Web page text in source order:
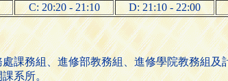
C: 20:20 - 21:10 D: 21:10 - 22:00
課務組、進修部教務組、進修學院教務組及
課系所。